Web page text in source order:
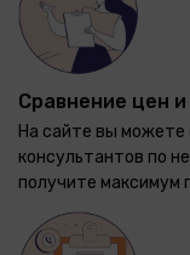
Сравнение цен
На сайте вы
консультантов по
получите максимум